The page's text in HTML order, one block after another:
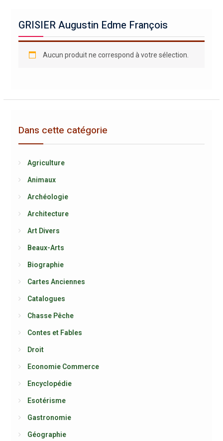
GRISIER Augustin Edme François
Aucun produit ne correspond à votre sélection.
Dans cette catégorie
Agriculture
Animaux
Archéologie
Architecture
Art Divers
Beaux-Arts
Biographie
Cartes Anciennes
Catalogues
Chasse Pêche
Contes et Fables
Droit
Economie Commerce
Encyclopédie
Esotérisme
Gastronomie
Géographie